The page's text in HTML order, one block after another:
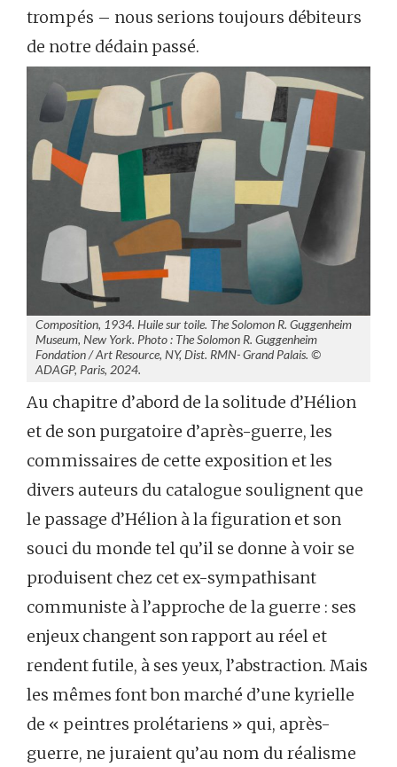
trompés – nous serions toujours débiteurs
de notre dédain passé.
Composition, 1934. Huile sur toile. The Solomon R. Guggenheim
Museum, New York. Photo : The Solomon R. Guggenheim
Fondation / Art Resource, NY, Dist. RMN- Grand Palais. ©
ADAGP, Paris, 2024.
Au chapitre d’abord de la solitude d’Hélion
et de son purgatoire d’après-guerre, les
commissaires de cette exposition et les
divers auteurs du catalogue soulignent que
le passage d’Hélion à la figuration et son
souci du monde tel qu’il se donne à voir se
produisent chez cet ex-sympathisant
communiste à l’approche de la guerre : ses
enjeux changent son rapport au réel et
rendent futile, à ses yeux, l’abstraction. Mais
les mêmes font bon marché d’une kyrielle
de « peintres prolétariens » qui, après-
guerre, ne juraient qu’au nom du réalisme